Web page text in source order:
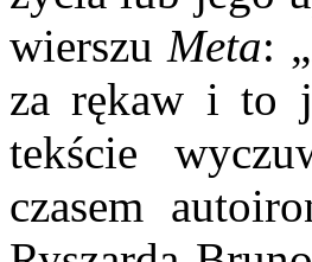
wierszuMeta:
za rękaw i to
tekście
czasem